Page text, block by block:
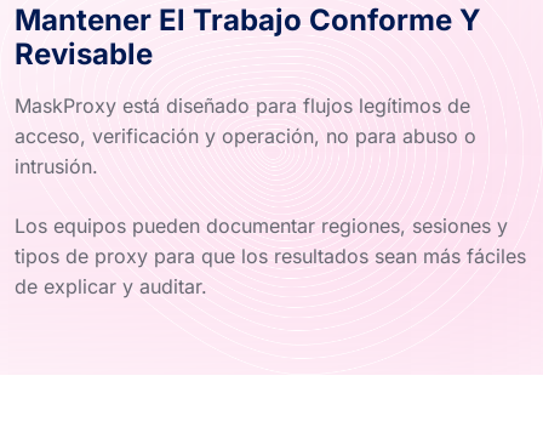
Mantener El Trabajo Conforme Y
Revisable
MaskProxy está diseñado para flujos legítimos de
acceso, verificación y operación, no para abuso o
intrusión.
Los equipos pueden documentar regiones, sesiones y
tipos de proxy para que los resultados sean más fáciles
de explicar y auditar.